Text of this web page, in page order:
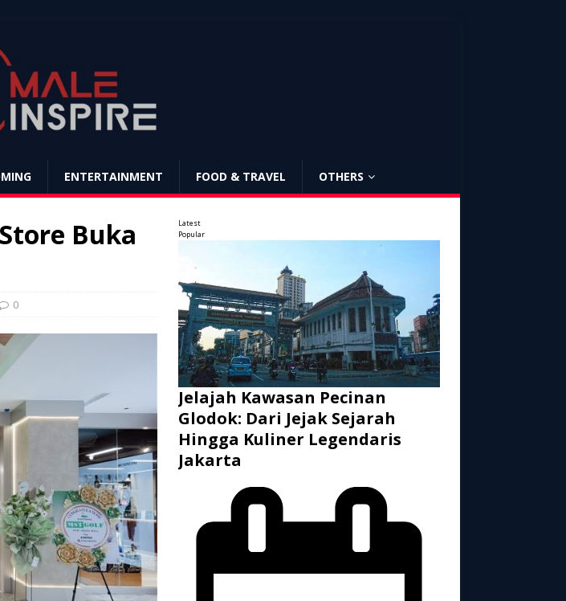
ENTERTAINMENT FOOD & TRAVEL OTHERS
Buka
0
Latest
Popular
Jelajah Kawasan Pecinan
Glodok: Dari Jejak Sejarah
Hingga Kuliner Legendaris
Jakarta